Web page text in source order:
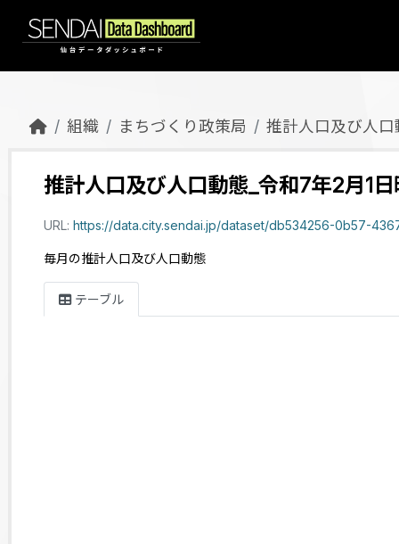
組織 まちづくり政策局 推計人口及び人
推計人口及び人口動態_令和7年2月1
URL: https://data.city.sendai.jp/dataset/db534256-0b57-4367-886c-ba08c95156aa/
毎月の推計人口及び人口動態
テーブル